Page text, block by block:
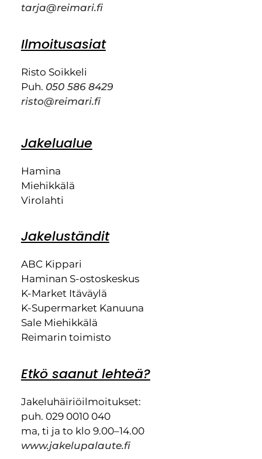
tarja@reimari.fi
Ilmoitusasiat
Risto Soikkeli
Puh. 050 586 8429
risto@reimari.fi
Jakelualue
Hamina
Miehikkälä
Virolahti
Jakeluständit
ABC Kippari
Haminan S-ostoskeskus
K-Market Itäväylä
K-Supermarket Kanuuna
Sale Miehikkälä
Reimarin toimisto
Etkö saanut lehteä?
Jakeluhäiriöilmoitukset:
puh. 029 0010 040
ma, ti ja to klo 9.00–14.00
www.jakelupalaute.fi